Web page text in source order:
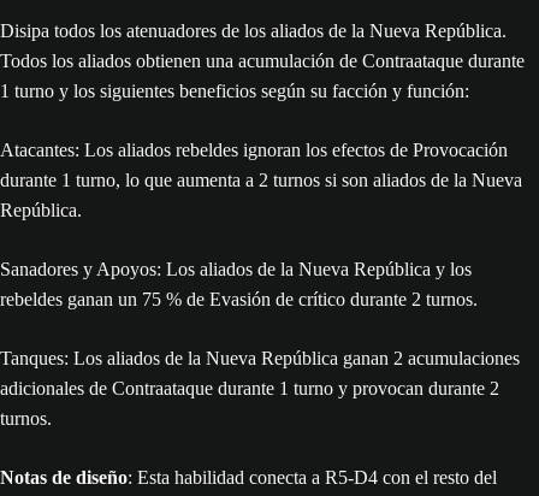
Disipa todos los atenuadores de los aliados de la Nueva República.
Todos los aliados obtienen una acumulación de Contraataque durante
1 turno y los siguientes beneficios según su facción y función:
Atacantes: Los aliados rebeldes ignoran los efectos de Provocación
durante 1 turno, lo que aumenta a 2 turnos si son aliados de la Nueva
República.
Sanadores y Apoyos: Los aliados de la Nueva República y los
rebeldes ganan un 75 % de Evasión de crítico durante 2 turnos.
Tanques: Los aliados de la Nueva República ganan 2 acumulaciones
adicionales de Contraataque durante 1 turno y provocan durante 2
turnos.
Notas de diseño: Esta habilidad conecta a R5-D4 con el resto del